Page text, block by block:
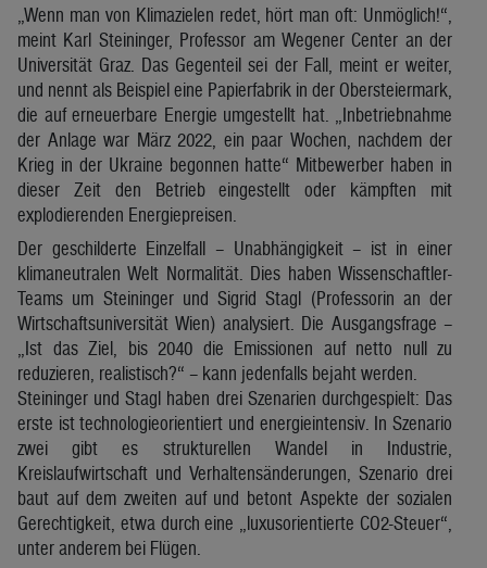
„Wenn man von Klimazielen redet, hört man oft: Unmöglich!“,
meint Karl Steininger, Professor am Wegener Center an der
Universität Graz. Das Gegenteil sei der Fall, meint er weiter,
und nennt als Beispiel eine Papierfabrik in der Obersteiermark,
die auf erneuerbare Energie umgestellt hat. „Inbetriebnahme
der Anlage war März 2022, ein paar Wochen, nachdem der
Krieg in der Ukraine begonnen hatte“ Mitbewerber haben in
dieser Zeit den Betrieb eingestellt oder kämpften mit
explodierenden Energiepreisen.
Der geschilderte Einzelfall – Unabhängigkeit – ist in einer
klimaneutralen Welt Normalität. Dies haben Wissenschaftler-
Teams um Steininger und Sigrid Stagl (Professorin an der
Wirtschaftsuniversität Wien) analysiert. Die Ausgangsfrage –
„Ist das Ziel, bis 2040 die Emissionen auf netto null zu
reduzieren, realistisch?“ – kann jedenfalls bejaht werden.
Steininger und Stagl haben drei Szenarien durchgespielt: Das
erste ist technologieorientiert und energieintensiv. In Szenario
zwei gibt es strukturellen Wandel in Industrie,
Kreislaufwirtschaft und Verhaltensänderungen, Szenario drei
baut auf dem zweiten auf und betont Aspekte der sozialen
Gerechtigkeit, etwa durch eine „luxusorientierte CO2-Steuer“,
unter anderem bei Flügen.